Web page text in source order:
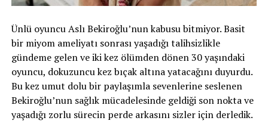
Ünlü oyuncu Aslı Bekiroğlu’nun kabusu bitmiyor. Basit
bir miyom ameliyatı sonrası yaşadığı talihsizlikle
gündeme gelen ve iki kez ölümden dönen 30 yaşındaki
oyuncu, dokuzuncu kez bıçak altına yatacağını duyurdu.
Bu kez umut dolu bir paylaşımla sevenlerine seslenen
Bekiroğlu’nun sağlık mücadelesinde geldiği son nokta ve
yaşadığı zorlu sürecin perde arkasını sizler için derledik.